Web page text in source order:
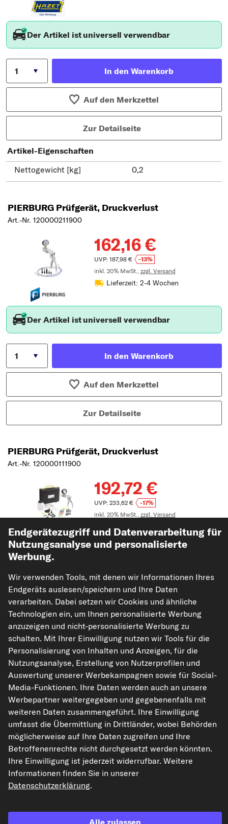
Der Artikel ist universell verwendbar
In den Warenkorb
Auf den Merkzettel
Zur Detailseite
Artikel-Eigenschaften
Nettogewicht [kg]
0,2
PIERBURG Prüfgerät, Druckverlust
Art.-Nr. 120000211900
162,16 €
UVP: 187,98 €
-13%
inkl. 20% MwSt., zzgl. Versand
Lieferzeit: 2-4 Wochen
Der Artikel ist universell verwendbar
In den Warenkorb
Auf den Merkzettel
Zur Detailseite
PIERBURG Prüfgerät, Druckverlust
Art.-Nr. 120000111900
Einbauanl
eitung
192,72 €
UVP: 233,62 €
-17%
inkl. 20% MwSt., zzgl. Versand
Lieferzeit: 2-4 Wochen
Der Artikel ist universell verwendbar
In den Warenkorb
Auf den Merkzettel
Zur Detailseite
BUSCHING GMBH TANKSTELLEN- UND
WERKSTATTGERäTE Druckverlusttester
Benzin/Diesel
inkl. 20% MwSt.,
Endgerätezugriff und Datenverarbeitung für
Nutzungsanalyse und personalisierte
Werbung.
Wir verwenden Tools, mit denen wir Informationen Ihres
Endgeräts auslesen/speichern und Ihre Daten
verarbeiten. Dabei setzen wir Cookies und ähnliche
Technologien ein, um Ihnen personalisierte Werbung
anzuzeigen und nicht-personalisierte Werbung zu
schalten. Mit Ihrer Einwilligung nutzen wir Tools für die
Personalisierung von Inhalten und Anzeigen, für die
Nutzungsanalyse, Erstellung von Nutzerprofilen und
Auswertung unserer Werbekampagnen sowie für Social-
Media-Funktionen. Ihre Daten werden auch an unsere
Werbepartner weitergegeben und gegebenenfalls mit
weiteren Daten zusammengeführt. Ihre Einwilligung
umfasst die Übermittlung in Drittländer, wobei Behörden
möglicherweise auf Ihre Daten zugreifen und Ihre
Betroffenenrechte nicht durchgesetzt werden könnten.
Ihre Einwilligung ist jederzeit widerrufbar. Weitere
Informationen finden Sie in unserer
Datenschutzerklärung.
Alle zulassen